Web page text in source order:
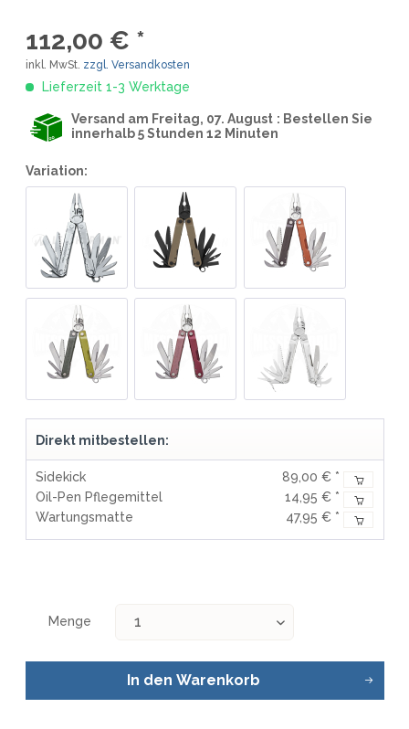
112,00 € *
inkl. MwSt. zzgl. Versandkosten
Lieferzeit 1-3 Werktage
Versand am Freitag, 07. August : Bestellen Sie
innerhalb 5 Stunden 12 Minuten
Variation:
Direkt mitbestellen:
Sidekick
89,00 € *
Oil-Pen Pflegemittel
14,95 € *
Wartungsmatte
47,95 € *
Menge
In den Warenkorb